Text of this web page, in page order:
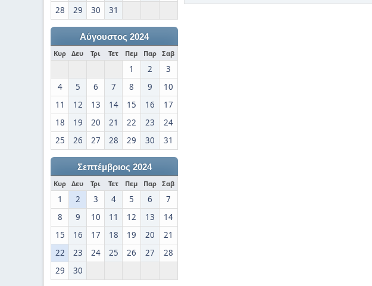
28
29 30 31
Αύγουστος 2024
Κυρ Δευ Τρι Τετ Πεμ Παρ Σαβ
1 2
3
4
5 6 7 8 9
10
11
12 13 14 15 16
17
18
19 20 21 22 23
24
25
26 27 28 29 30 31
Σεπτέμβριος 2024
Κυρ Δευ Τρι Τετ Πεμ Παρ Σαβ
1 2 3 4 5 6
7
8
9 10 11 12 13
14
15
16 17 18 19 20
21
22
23 24 25 26 27
28
29
30